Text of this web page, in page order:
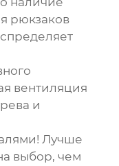
рюкзаков
вентиляция
и
Лучше
выбор, чем